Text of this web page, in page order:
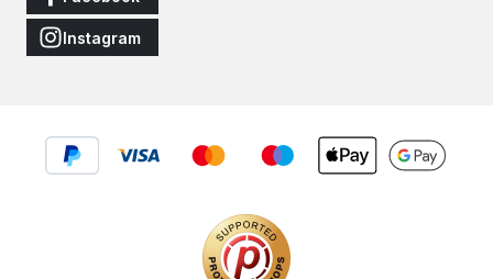
Instagram